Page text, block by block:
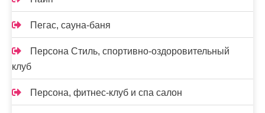
Пегас, сауна-баня
Персона Стиль, спортивно-оздоровительный
клуб
Персона, фитнес-клуб и спа салон